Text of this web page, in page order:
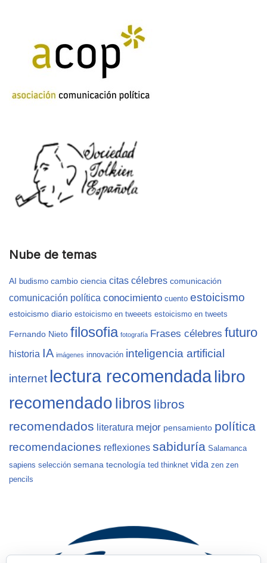
Nube de temas
AI budismo cambio ciencia citas célebres comunicación
comunicación política conocimiento cuento estoicismo
estoicismo diario estoicismo en tweeets estoicismo en tweets
Fernando Nieto filosofia fotografía Frases célebres futuro
historia IA imágenes innovación inteligencia artificial
internet lectura recomendadalibro
recomendado libros libros
recomendados literatura mejor pensamiento política
recomendaciones reflexiones sabiduría Salamanca
sapiens selección semana tecnología ted thinknet vida zen zen
pencils